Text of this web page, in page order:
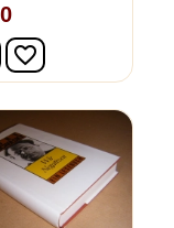
In winkelwagen
favorite_border